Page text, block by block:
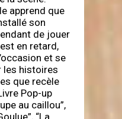
apprend que
son
de jouer
en retard,
et se
les histoires
que recèle
Pop-up
au caillou”,
“La